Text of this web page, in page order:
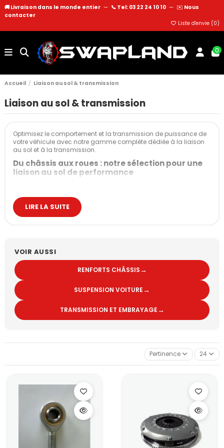
🚚 Livraison dans le monde entier — 📞 Tel: 03 22 24 10 10 — ✉️ Nous
contacter
Liste d'envie (0)
0
Accueil Liaison au sol & transmission
Liaison au sol & transmission
Optimisez le comportement et la transmission de puissance de
votre véhicule avec notre gamme complète dédiée à la liaison
au sol et à la transmission.
Du châssis aux roues : notre sélection pour une
liaison au sol de performance
Suspension & tenue de route
Cette famille regroupe tous les éléments qui gèrent les
mouvements verticaux de votre véhicule pour une suspension
parfaitement adaptée à vos besoins.
Rigidité & renforcement châssis
Renforts de caisse (inférieur/intérieur)
exploiter pleinement les performances de votre suspension et
transformer le comportement de votre véhicule.
Transmission & embrayage
Kit conversion volants moteur pour des montées en régime
Embrayages renforcés destinés à passer la puissance de
votre moteur préparé,
Kits conversion,
Shifters haute performance, pour des passages de
rapports plus courts et plus précis,
Gamme Xtreme Performance, pour les préparations les plus
LIRE LA SUITE
VOIR AUSSI
RENFORTS CHÂSSIS→
SUSPENSION VOITURE→
TRANSMISSION ET EMBRAYAGE→
Pertinence 24